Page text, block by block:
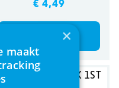
€ 4,49
Bestel×
maakt